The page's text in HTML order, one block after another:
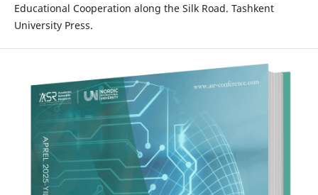
Educational Cooperation along the Silk Road. Tashkent
University Press.